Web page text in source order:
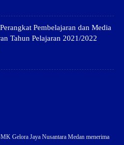
Pembelajaran dan Media
Tahun Pelajaran 2021/2022
Gelora Jaya Nusantara Medan menerima